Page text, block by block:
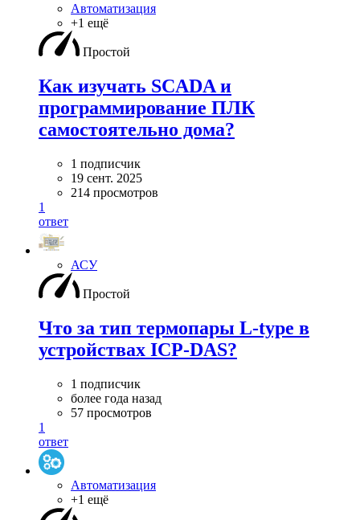
Автоматизация
+1 ещё
Простой
Как изучать SCADA и
программирование ПЛК
самостоятельно дома?
1 подписчик
19 сент. 2025
214 просмотров
1
ответ
АСУ
Простой
Что за тип термопары L-type в
устройствах ICP-DAS?
1 подписчик
более года назад
57 просмотров
1
ответ
Автоматизация
+1 ещё